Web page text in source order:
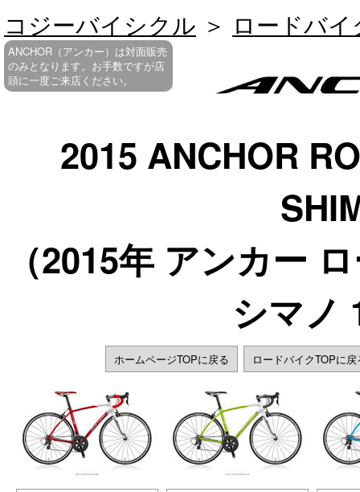
コジーバイシクル ＞ ロードバイ
2015 ANCHOR
（2015年 アンカー
シマノ
ANCHOR（アンカー）は対面販売
のみとなります。お手数ですが店
頭に一度ご来店ください。
ホームページTOPに戻る ロードバイクTOPに戻